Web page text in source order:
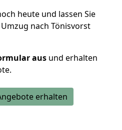
heute und lassen Sie
nach Tönisvorst
aus und erhalten
erhalten